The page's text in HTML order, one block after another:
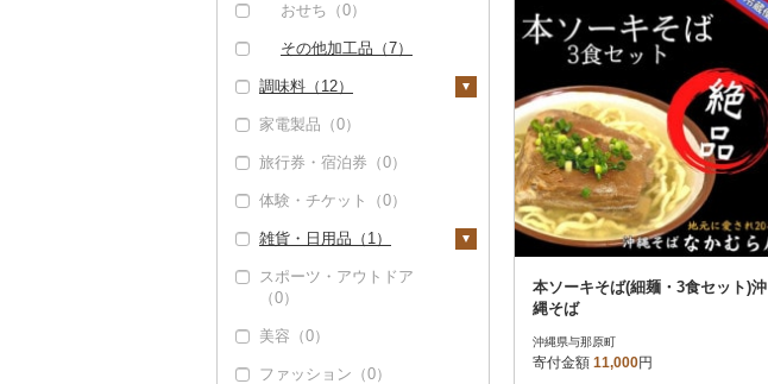
（1）
おせち（0）
その他加工品（7）
調味料（12）
砂糖（0）
塩（0）
醤油（1）
味噌（0）
酢（0）
家電製品（0）
旅行券・宿泊券（0）
体験・チケット（0）
雑貨・日用品（1）
家具・インテリア
（0）
寝具（0）
タオル（0）
スポーツ・アウトドア
（0）
美容（0）
ファッション（0）
本ソーキそば(細麺・3食セット)沖
縄そば
沖縄県与那原町
寄付金額 11,000円